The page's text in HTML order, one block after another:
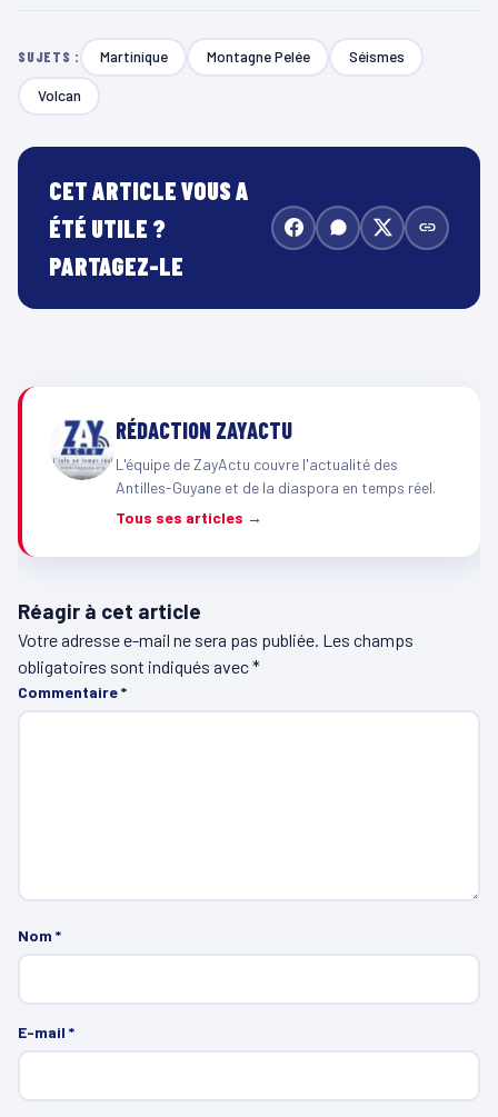
SUJETS : Martinique Montagne Pelée Séismes
Volcan
CET ARTICLE VOUS A
ÉTÉ UTILE ?
PARTAGEZ-LE
RÉDACTION ZAYACTU
L'équipe de ZayActu couvre l'actualité des
Antilles-Guyane et de la diaspora en temps réel.
Tous ses articles →
Réagir à cet article
Votre adresse e-mail ne sera pas publiée. Les champs
obligatoires sont indiqués avec*
Commentaire*
Nom *
E-mail *